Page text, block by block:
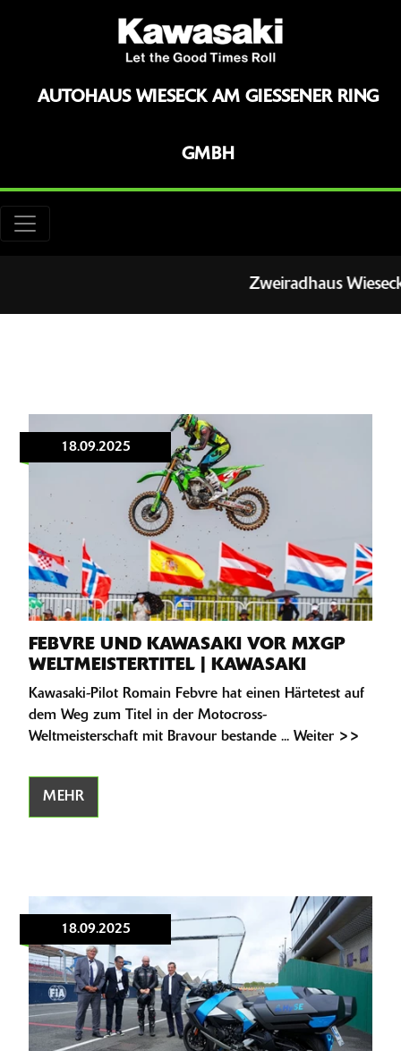
AUTOHAUS WIESECK AM GIESSENER RING G
MBH
Zweiradhaus Wieseck
18.09.2025
FEBVRE UND KAWASAKI VOR MXGP
WELTMEISTERTITEL | KAWASAKI
Kawasaki-Pilot Romain Febvre hat einen Härtetest auf
dem Weg zum Titel in der Motocross-
Weltmeisterschaft mit Bravour bestande ... Weiter >>
MEHR
18.09.2025